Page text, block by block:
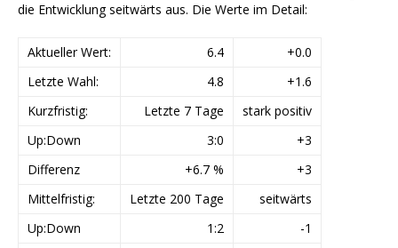
die Entwicklung seitwärts aus. Die Werte im Detail:
Aktueller Wert: 6.4
+0.0
Letzte Wahl:
4.8
+1.6
Kurzfristig:
Letzte 7 Tage
stark positiv
Up:Down
3:0
+3
Differenz
+6.7 %
+3
Mittelfristig:
Letzte 200 Tage
seitwärts
Up:Down
1:2
-1